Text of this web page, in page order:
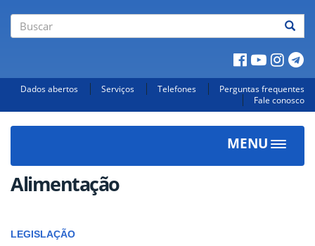
Canais
Dados abertos Serviços Telefones
Perguntas frequentes
Fale conosco
MENU
Toggle
Alimentação
LEGISLAÇÃO